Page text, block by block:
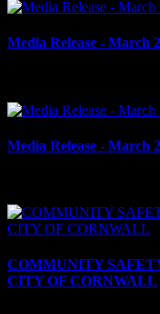
Media Release - March
Media Release - March
COMMUNITY
CITY OF CORNWALL